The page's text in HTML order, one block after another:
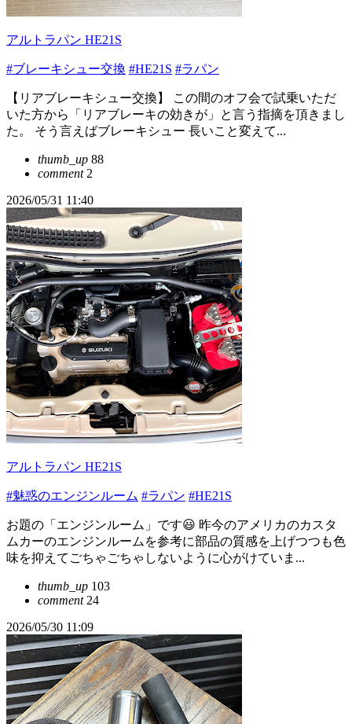
アルトラパン HE21S
#ブレーキシュー交換 #HE21S #ラパン
【リアブレーキシュー交換】 この間のオフ会で試乗いただ
いた方から「リアブレーキの効きが」と言う指摘を頂きまし
た。 そう言えばブレーキシュー 長いこと変えて...
thumb_up 88
comment2
2026/05/31 11:40
アルトラパン HE21S
#魅惑のエンジンルーム #ラパン #HE21S
お題の「エンジンルーム」です😃 昨今のアメリカのカスタ
ムカーのエンジンルームを参考に部品の質感を上げつつも色
味を抑えてごちゃごちゃしないように心がけていま...
thumb_up 103
comment24
2026/05/30 11:09